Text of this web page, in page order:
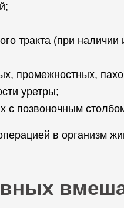
тракта (при
промежностных,
уретры;
с позвоночным
в организм